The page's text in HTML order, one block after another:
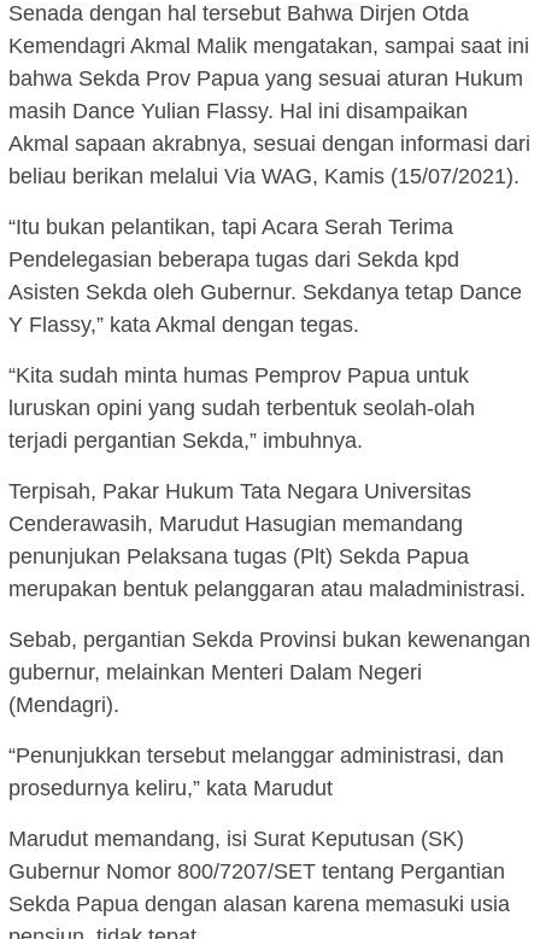
Senada dengan hal tersebut Bahwa Dirjen Otda
Kemendagri Akmal Malik mengatakan, sampai saat ini
bahwa Sekda Prov Papua yang sesuai aturan Hukum
masih Dance Yulian Flassy. Hal ini disampaikan
Akmal sapaan akrabnya, sesuai dengan informasi dari
beliau berikan melalui Via WAG, Kamis (15/07/2021).
“Itu bukan pelantikan, tapi Acara Serah Terima
Pendelegasian beberapa tugas dari Sekda kpd
Asisten Sekda oleh Gubernur. Sekdanya tetap Dance
Y Flassy,” kata Akmal dengan tegas.
“Kita sudah minta humas Pemprov Papua untuk
luruskan opini yang sudah terbentuk seolah-olah
terjadi pergantian Sekda,” imbuhnya.
Terpisah, Pakar Hukum Tata Negara Universitas
Cenderawasih, Marudut Hasugian memandang
penunjukan Pelaksana tugas (Plt) Sekda Papua
merupakan bentuk pelanggaran atau maladministrasi.
Sebab, pergantian Sekda Provinsi bukan kewenangan
gubernur, melainkan Menteri Dalam Negeri
(Mendagri).
“Penunjukkan tersebut melanggar administrasi, dan
prosedurnya keliru,” kata Marudut
Marudut memandang, isi Surat Keputusan (SK)
Gubernur Nomor 800/7207/SET tentang Pergantian
Sekda Papua dengan alasan karena memasuki usia